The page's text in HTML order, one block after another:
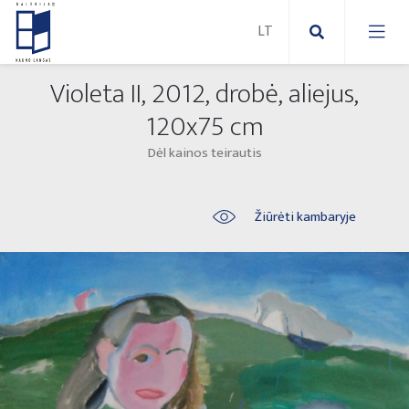
Nauji paveikslai
Abstraktūs paveikslai
Modernūs paveikslai
Paveikslai ant drobės
Paveikslai ant popieriaus
Naujos skulptūros
Liaudies skulptūros
Parodos 2025
Violeta II, 2012, drobė, aliejus,
120x75 cm
Dėl kainos teirautis
Žiūrėti kambaryje